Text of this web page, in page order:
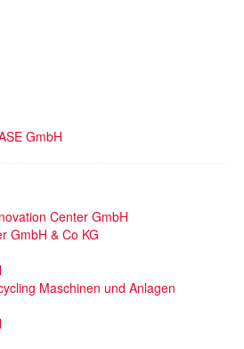
GmbH
Center GmbH
GmbH & Co KG
Maschinen und Anlagen